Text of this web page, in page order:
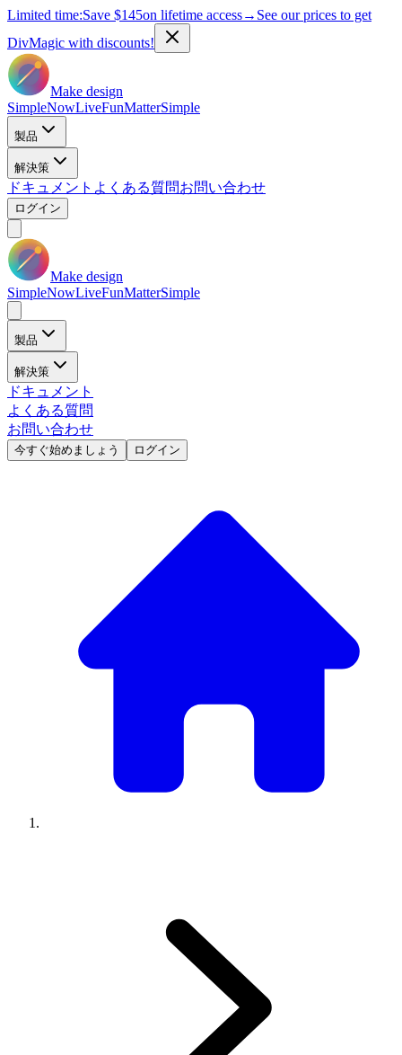
Limited time:Save $145on lifetime access→ See our prices to get
DivMagic with discounts!
Make design
SimpleNowLiveFunMatterSimple
製品
解決策
ドキュメント よくある質問お問い合わせ
ログイン
Make design
SimpleNowLiveFunMatterSimple
製品
解決策
ドキュメント
よくある質問
お問い合わせ
今すぐ始めましょう ログイン